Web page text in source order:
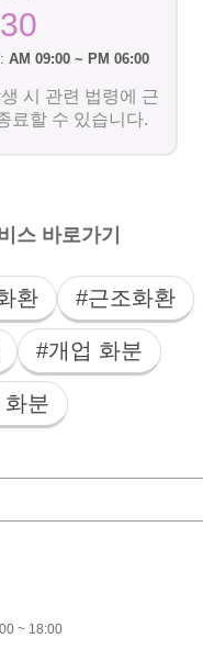
AM 09:00 ~ PM 06:00
시 관련 법령에 근
료할 수 있습니다.
스 바로가기
환 #근조화환
#개업 화분
분
~ 18:00